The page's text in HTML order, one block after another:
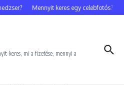
Mennyit keres egy celebfotós?
keres, mi a fizetése, mennyi a